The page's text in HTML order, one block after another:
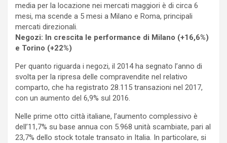
media per la locazione nei mercati maggiori è di circa 6
mesi, ma scende a 5 mesi a Milano e Roma, principali
mercati direzionali.
Negozi: In crescita le performance di Milano (+16,6%)
e Torino (+22%)
Per quanto riguarda i negozi, il 2014 ha segnato l’anno di
svolta per la ripresa delle compravendite nel relativo
comparto, che ha registrato 28.115 transazioni nel 2017,
con un aumento del 6,9% sul 2016.
Nelle prime otto città italiane, l’aumento complessivo è
dell’11,7% su base annua con 5.968 unità scambiate, pari al
23,7% dello stock totale transato in Italia. In particolare, si